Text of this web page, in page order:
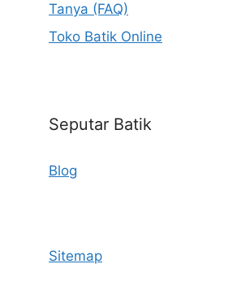
Tanya (FAQ)
Toko Batik Online
Seputar Batik
Blog
Sitemap